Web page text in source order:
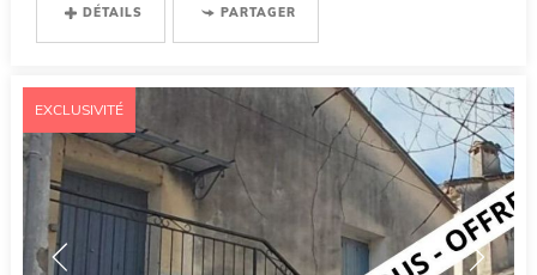
DÉTAILS PARTAGER
EXCLUSIVITÉ